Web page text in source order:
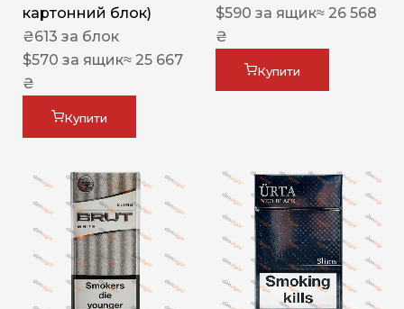
картонний блок)
₴613 за блок
$570 за ящик≈ 25 667
₴
Купити
$590 за ящик≈ 26 568
₴
Купити